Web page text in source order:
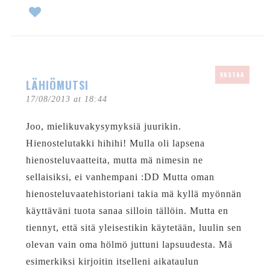
LÄHIÖMUTSI
17/08/2013 at 18:44
VASTAA
Joo, mielikuvakysymyksiä juurikin.
Hienostelutakki hihihi! Mulla oli lapsena
hienosteluvaatteita, mutta mä nimesin ne
sellaisiksi, ei vanhempani :DD Mutta oman
hienosteluvaatehistoriani takia mä kyllä myönnän
käyttäväni tuota sanaa silloin tällöin. Mutta en
tiennyt, että sitä yleisestikin käytetään, luulin sen
olevan vain oma hölmö juttuni lapsuudesta. Mä
esimerkiksi kirjoitin itselleni aikataulun